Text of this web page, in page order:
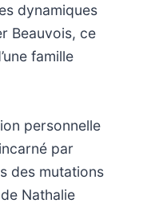
dynamiques
Beauvois, ce
famille
personnelle
par
des mutations
Nathalie